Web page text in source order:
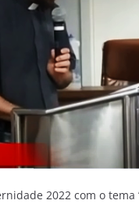
2022 com o